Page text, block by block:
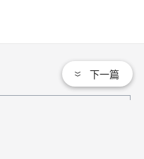
下一篇